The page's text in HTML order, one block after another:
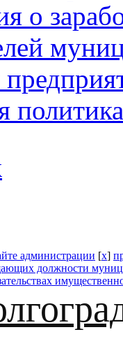
о
политика
администрации [x]
должности